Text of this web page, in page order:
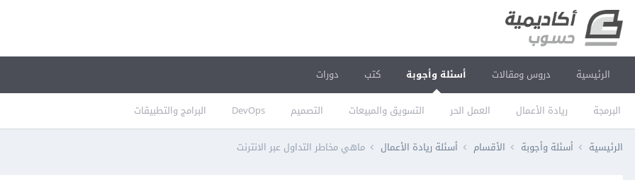
الرئيسية دروس ومقالات أسئلة وأجوبة
البرمجة ريادة الأعمال العمل الحر التسويق والمبيعات التصميم DevOps البرامج والتطبيقات
كتب دورات
الرئيسية أسئلة وأجوبة الأقسام أسئلة ريادة الأعمال ماهي مخاطر التداول عبر الانترنت